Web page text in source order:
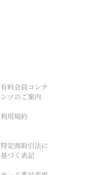
有料会員コンテ
ンツのご案内
利用規約
特定商取引法に
基づく表記